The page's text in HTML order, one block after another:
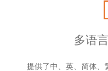
多语
提供了中、英、简体